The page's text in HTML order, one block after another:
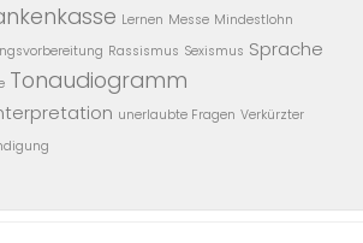
Lernen Messe Mindestlohn
Rassismus Sexismus Sprache
Tonaudiogramm
unerlaubte Fragen Verkürzter